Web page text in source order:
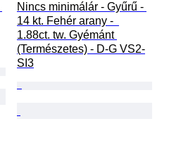
Nincs minimálár - Gyűrű -
14 kt. Fehér arany -
1.88ct. tw. Gyémánt
(Természetes) - D-G VS2-
SI3